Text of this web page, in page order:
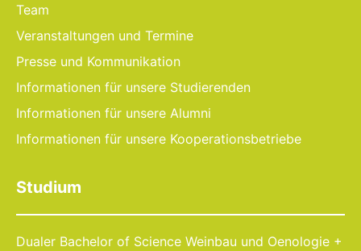
Team
Veranstaltungen und Termine
Presse und Kommunikation
Informationen für unsere Studierenden
Informationen für unsere Alumni
Informationen für unsere Kooperationsbetriebe
Studium
Dualer Bachelor of Science Weinbau und Oenologie +